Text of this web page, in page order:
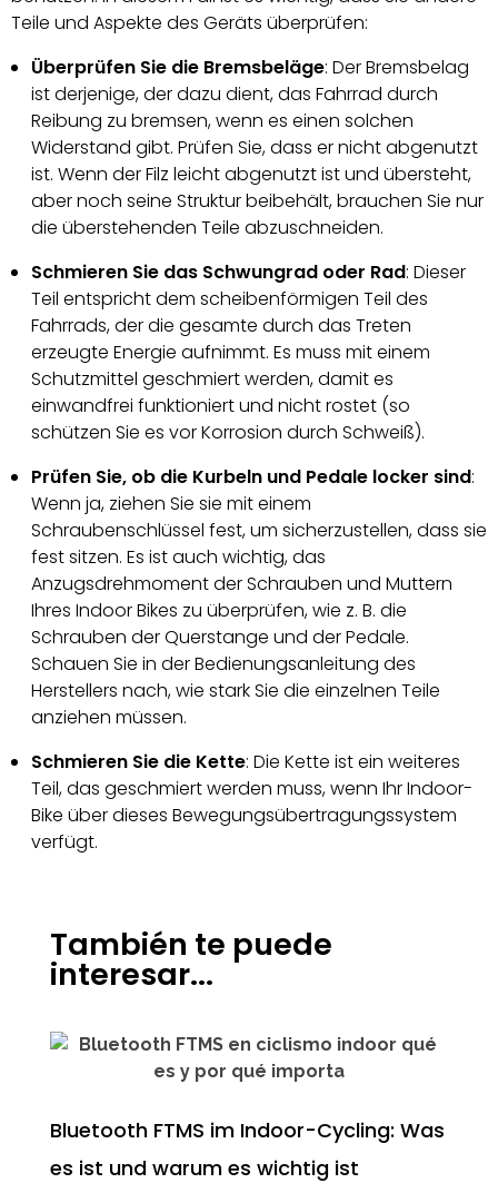
Teile und Aspekte des Geräts überprüfen:
Überprüfen Sie die Bremsbeläge: Der Bremsbelag
ist derjenige, der dazu dient, das Fahrrad durch
Reibung zu bremsen, wenn es einen solchen
Widerstand gibt. Prüfen Sie, dass er nicht abgenutzt
ist. Wenn der Filz leicht abgenutzt ist und übersteht,
aber noch seine Struktur beibehält, brauchen Sie nur
die überstehenden Teile abzuschneiden.
Schmieren Sie das Schwungrad oder Rad: Dieser
Teil entspricht dem scheibenförmigen Teil des
Fahrrads, der die gesamte durch das Treten
erzeugte Energie aufnimmt. Es muss mit einem
Schutzmittel geschmiert werden, damit es
einwandfrei funktioniert und nicht rostet (so
schützen Sie es vor Korrosion durch Schweiß).
Prüfen Sie, ob die Kurbeln und Pedale locker sind:
Wenn ja, ziehen Sie sie mit einem
Schraubenschlüssel fest, um sicherzustellen, dass sie
fest sitzen. Es ist auch wichtig, das
Anzugsdrehmoment der Schrauben und Muttern
Ihres Indoor Bikes zu überprüfen, wie z. B. die
Schrauben der Querstange und der Pedale.
Schauen Sie in der Bedienungsanleitung des
Herstellers nach, wie stark Sie die einzelnen Teile
anziehen müssen.
Schmieren Sie die Kette: Die Kette ist ein weiteres
Teil, das geschmiert werden muss, wenn Ihr Indoor-
Bike über dieses Bewegungsübertragungssystem
verfügt.
También te puede
interesar...
Bluetooth FTMS im Indoor-Cycling: Was
es ist und warum es wichtig ist